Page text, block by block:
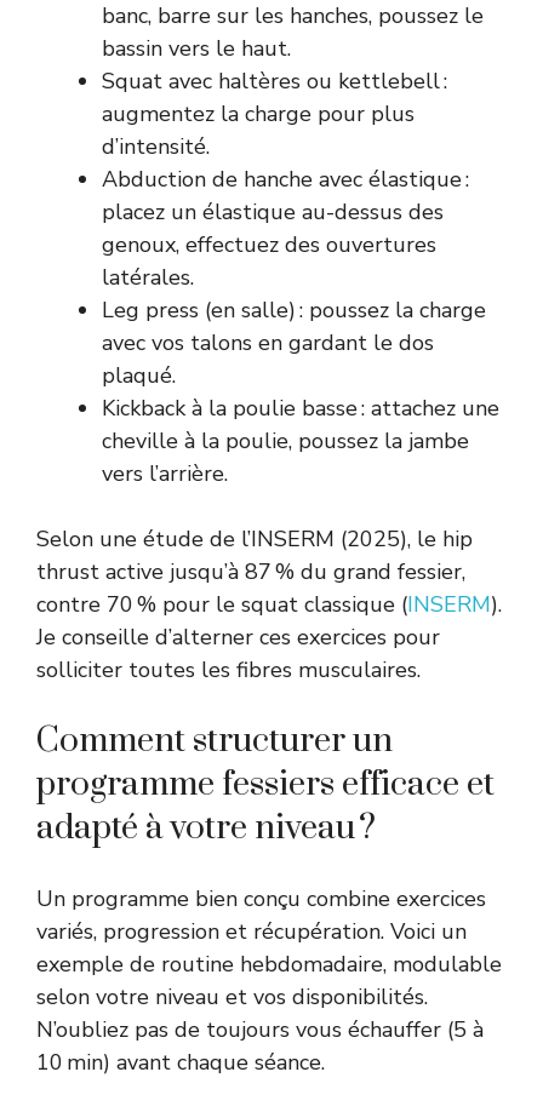
banc, barre sur les hanches, poussez le
bassin vers le haut.
Squat avec haltères ou kettlebell :
augmentez la charge pour plus
d’intensité.
Abduction de hanche avec élastique :
placez un élastique au-dessus des
genoux, effectuez des ouvertures
latérales.
Leg press (en salle) : poussez la charge
avec vos talons en gardant le dos
plaqué.
Kickback à la poulie basse : attachez une
cheville à la poulie, poussez la jambe
vers l’arrière.
Selon une étude de l’INSERM (2025), le hip
thrust active jusqu’à 87 % du grand fessier,
contre 70 % pour le squat classique (INSERM).
Je conseille d’alterner ces exercices pour
solliciter toutes les fibres musculaires.
Comment structurer un
programme fessiers efficace et
adapté à votre niveau ?
Un programme bien conçu combine exercices
variés, progression et récupération. Voici un
exemple de routine hebdomadaire, modulable
selon votre niveau et vos disponibilités.
N’oubliez pas de toujours vous échauffer (5 à
10 min) avant chaque séance.